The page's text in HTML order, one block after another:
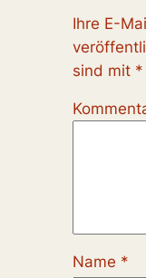
Ihre E-
sind mit *
Name *